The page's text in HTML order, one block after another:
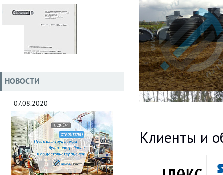
Клиенты и
НОВОСТИ
07.08.2020